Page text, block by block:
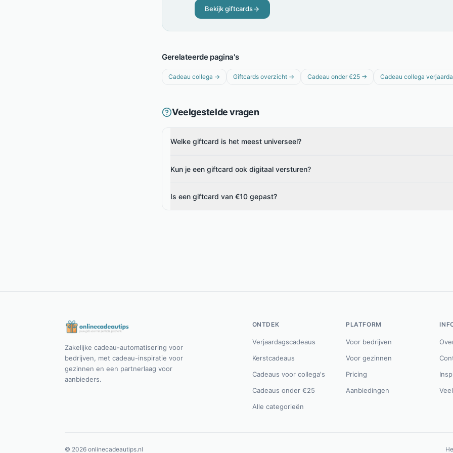
Bekijk giftcards
Gerelateerde pagina's
Cadeau collega → Giftcards overzicht → Cadeau onder €25 → Cadeau collega
Veelgestelde vragen
Welke giftcard is het meest universeel?
Kun je een giftcard ook digitaal versturen?
Is een giftcard van €10 gepast?
Zakelijke cadeau-automatisering voor
bedrijven, met cadeau-inspiratie voor
gezinnen en een partnerlaag voor
aanbieders.
ONTDEK
Verjaardagscadeaus
Kerstcadeaus
Cadeaus voor collega's
Cadeaus onder €25
Alle categorieën
PLATFORM
Voor bedrijven
Voor gezinnen
Pricing
Aanbiedingen
© 2026 onlinecadeautips.nl